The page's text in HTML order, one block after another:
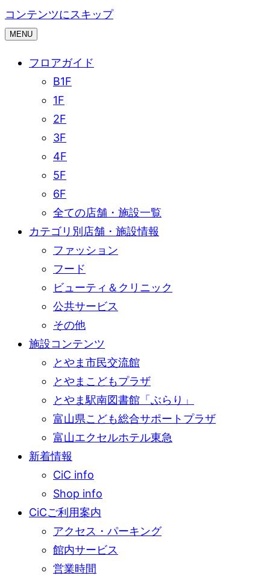
コンテンツにスキップ
MENU
フロアガイド
B1F
1F
2F
3F
4F
5F
6F
全ての店舗・施設一覧
カテゴリ別店舗・施設情報
ファッション
フード
ビューティ＆クリニック
公共サービス
その他
施設コンテンツ
とやま市民交流館
とやまこどもプラザ
とやま駅南図書館「ぶらり」
富山県こども総合サポートプラザ
富山エクセルホテル東急
新着情報
CiC info
Shop info
CiCご利用案内
アクセス・パーキング
館内サービス
営業時間